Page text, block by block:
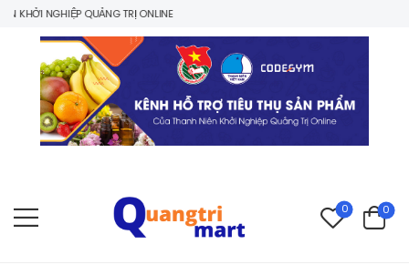
KHỞI NGHIỆP QUẢNG TRỊ ONLINE
0 0